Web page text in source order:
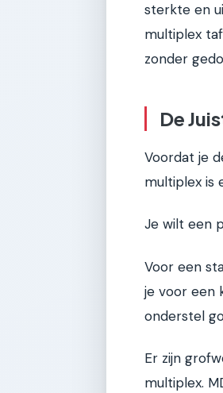
sterkte en
multiplex
zonder
De
Voordat je
multiplex is
Je wilt een
Voor een
je voor een
onderstel
Er zijn
multiplex.